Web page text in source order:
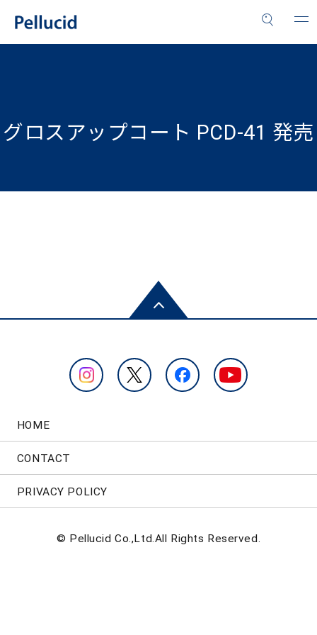
グロスアップコート PCD-41 発売
HOME
CONTACT
PRIVACY POLICY
© Pellucid Co.,Ltd.All Rights Reserved.